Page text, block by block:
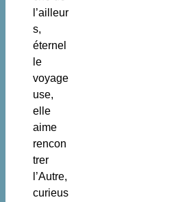
l’ailleur
s,
éternel
le
voyage
use,
elle
aime
rencon
trer
l’Autre,
curieus